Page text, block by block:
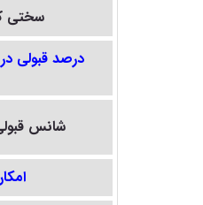
سختی
درصد قبولی
شانس